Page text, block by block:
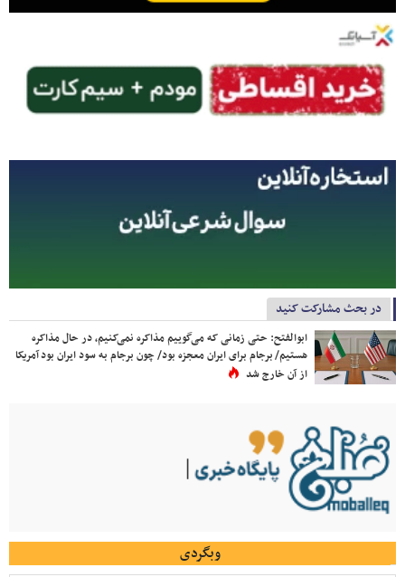
در بحث مشارکت کنید
ابوالفتح: حتی زمانی که می‌گوییم مذاکره نمی‌کنیم، در حال مذاکره
هستیم/ برجام برای ایران معجزه بود/ چون برجام به سود ایران بود آمریکا
از آن خارج شد
وبگردی